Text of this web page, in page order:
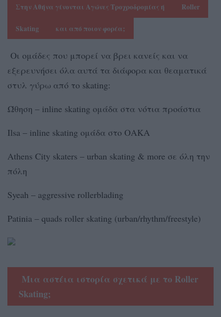
Στην Αθήνα γίνονται Αγώνες Τροχροδρομίας ή Roller
Skating και από ποιον φορέα;
Οι ομάδες που μπορεί να βρει κανείς και να
εξερευνήσει όλα αυτά τα διάφορα και θεαματικά
στυλ γύρω από το skating:
Ώθηση – inline skating ομάδα στα νότια προάστια
Ilsa – inline skating ομάδα στο ΟΑΚΑ
Athens City skaters – urban skating & more σε όλη την
πόλη
Syeah – aggressive rollerblading
Patinia – quads roller skating (urban/rhythm/freestyle)
Μια αστέια ιστορία σχετικά με το Roller
Skating;